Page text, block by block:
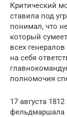
Критический
ставила под
понимал, что
который
всех
на себя
полномочия
17 августа
фельдмаршала